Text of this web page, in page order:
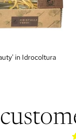
in Idrocoltura